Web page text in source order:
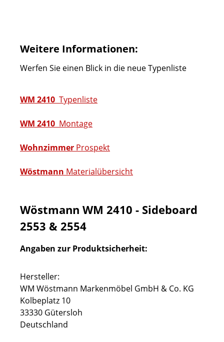
Weitere Informationen:
Werfen Sie einen Blick in die neue Typenliste
WM 2410 Typenliste
WM 2410 Montage
Wohnzimmer Prospekt
Wöstmann Materialübersicht
Wöstmann WM 2410 - Sideboard
2553 & 2554
Angaben zur Produktsicherheit:
Hersteller:
WM Wöstmann Markenmöbel GmbH & Co. KG
Kolbeplatz 10
33330 Gütersloh
Deutschland